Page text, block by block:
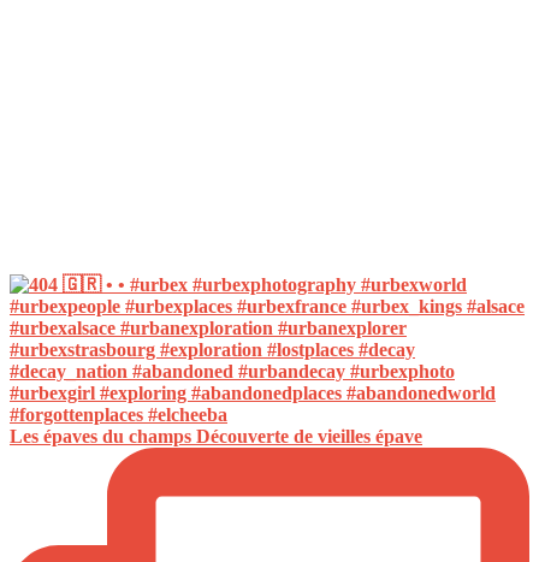
Les épaves du champs Découverte de vieilles épave